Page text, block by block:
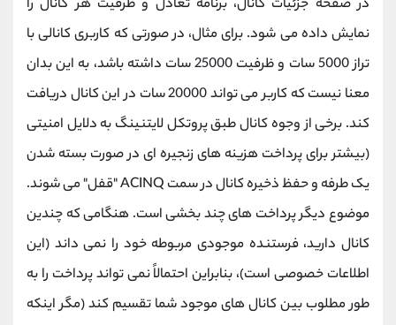
در صفحه جزئیات کانال، برنامه تعادل و ظرفیت هر کانال را
نمایش داده می شود. برای مثال، در صورتی که کاربری کانالی با
تراز 5000 سات و ظرفیت 25000 سات داشته باشد، به این بدان
معنا نیست که کاربر می تواند 20000 سات در این کانال دریافت
کند. برخی از وجوه کانال طبق پروتکل لایتنینگ به دلایل امنیتی
(بیشتر برای پرداخت هزینه های زنجیره ای در صورت بسته شدن
یک طرفه و حفظ ذخیره کانال در سمت ACINQ "قفل" می شوند.
موضوع دیگر پرداخت های چند بخشی است. هنگامی که چندین
کانال دارید، فرستنده موجودی مربوطه خود را نمی داند (این
اطلاعات خصوصی است)، بنابراین احتمالاً نمی تواند پرداخت را به
طور مطلوب بین کانال های موجود شما تقسیم کند (مگر اینکه